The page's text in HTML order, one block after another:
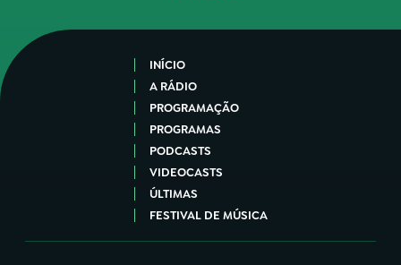
INÍCIO
A RÁDIO
PROGRAMAÇÃO
PROGRAMAS
PODCASTS
VIDEOCASTS
ÚLTIMAS
FESTIVAL DE MÚSICA